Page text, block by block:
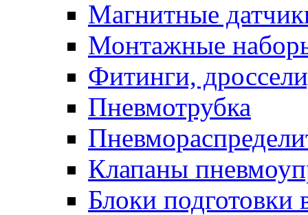
Магнитные
Монтажные
Фитинги,
Пневмотрубка
Клапаны
Блоки подготовки